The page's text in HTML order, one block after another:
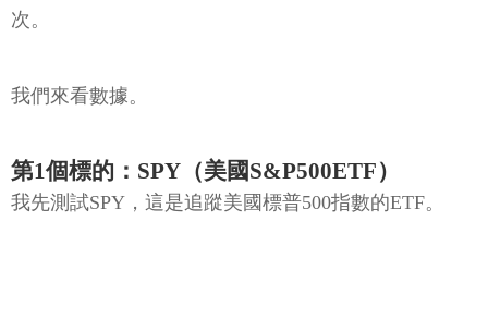
次。
我們來看數據。
第1個標的：SPY（美國S&P500ETF）
我先測試SPY，這是追蹤美國標普500指數的ETF。